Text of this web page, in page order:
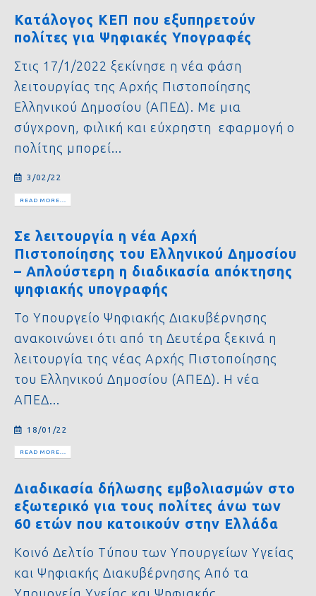
Κατάλογος ΚΕΠ που εξυπηρετούν
πολίτες για Ψηφιακές Υπογραφές
Στις 17/1/2022 ξεκίνησε η νέα φάση
λειτουργίας της Αρχής Πιστοποίησης
Ελληνικού Δημοσίου (ΑΠΕΔ). Με μια
σύγχρονη, φιλική και εύχρηστη εφαρμογή ο
πολίτης μπορεί...
3/02/22
READ MORE...
Σε λειτουργία η νέα Αρχή
Πιστοποίησης του Ελληνικού Δημοσίου
– Απλούστερη η διαδικασία απόκτησης
ψηφιακής υπογραφής
Το Υπουργείο Ψηφιακής Διακυβέρνησης
ανακοινώνει ότι από τη Δευτέρα ξεκινά η
λειτουργία της νέας Αρχής Πιστοποίησης
του Ελληνικού Δημοσίου (ΑΠΕΔ). Η νέα
ΑΠΕΔ...
18/01/22
READ MORE...
Διαδικασία δήλωσης εμβολιασμών στο
εξωτερικό για τους πολίτες άνω των
60 ετών που κατοικούν στην Ελλάδα
Κοινό Δελτίο Τύπου των Υπουργείων Υγείας
και Ψηφιακής Διακυβέρνησης Από τα
Υπουργεία Υγείας και Ψηφιακής